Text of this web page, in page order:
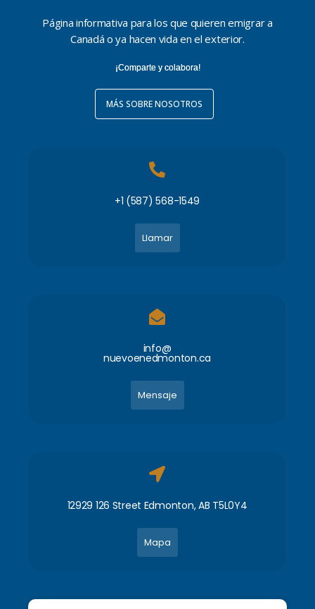
Página informativa para los que quieren emigrar a
Canadá o ya hacen vida en el exterior.
¡Comparte y colabora!
MÁS SOBRE NOSOTROS
+1 (587) 568-1549
Llamar
info@
nuevoenedmonton.ca
Mensaje
12929 126 Street Edmonton, AB T5L0Y4
Mapa